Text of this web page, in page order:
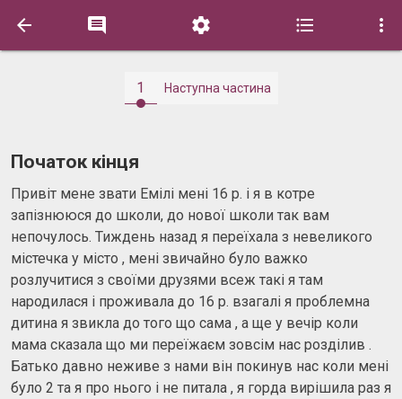
    
1 Наступна частина
Початок кінця
Привіт мене звати Емілі мені 16 р. і я в котре
запізнююся до школи, до нової школи так вам
непочулось. Тиждень назад я переїхала з невеликого
містечка у місто , мені звичайно було важко
розлучитися з своїми друзями всеж такі я там
народилася і проживала до 16 р. взагалі я проблемна
дитина я звикла до того що сама , а ще у вечір коли
мама сказала що ми переїжаєм зовсім нас розділив .
Батько давно неживе з нами він покинув нас коли мені
було 2 та я про нього і не питала , я горда вирішила раз я